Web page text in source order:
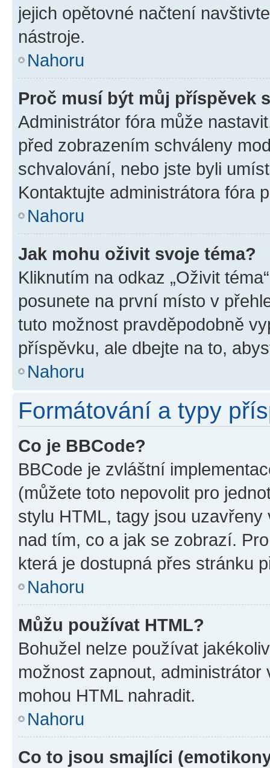
jejich opětovné načtení
nástroje.
Nahoru
Proč musí být můj příspěvek
Administrátor fóra může
před zobrazením schváleny
schvalování, nebo jste byli
Kontaktujte administrátora fóra
Nahoru
Jak mohu oživit svoje téma?
Kliknutím na odkaz „Oživit
posunete na první místo v
tuto možnost pravděpodobně
příspěvku, ale dbejte na to,
Nahoru
Formátování a typy
Co je BBCode?
BBCode je zvláštní
(můžete toto nepovolit pro
stylu HTML, tagy jsou
nad tím, co a jak se zobrazí.
která je dostupná přes stránku
Nahoru
Můžu používat HTML?
Bohužel nelze používat
možnost zapnout,
mohou HTML nahradit.
Nahoru
Co to jsou smajlíci